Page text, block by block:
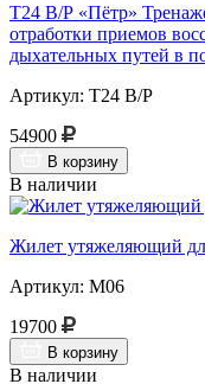
Т24 В/Р «Пётр»
отработки приемов
дыхательных путей в
Артикул: Т24 В/Р
54900
В корзину
В наличии
Жилет утяжеляющий
Артикул: М06
19700
В корзину
В наличии